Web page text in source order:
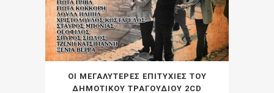
ΟΙ ΜΕΓΑΛΥΤΕΡΕΣ ΕΠΙΤΥΧΙΕΣ ΤΟΥ
ΔΗΜΟΤΙΚΟΥ ΤΡΑΓΟΥΔΙΟΥ 2CD